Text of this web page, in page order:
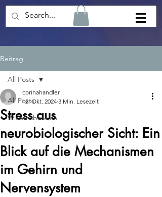
Beitrag
All Posts
Wissensbereich
All Posts
Stress aus
neurobiologischer Sicht: Ein
Blick auf die Mechanismen
im Gehirn und
Nervensystem
corinahandler
12. Okt. 2024 3 Min. Lesezeit